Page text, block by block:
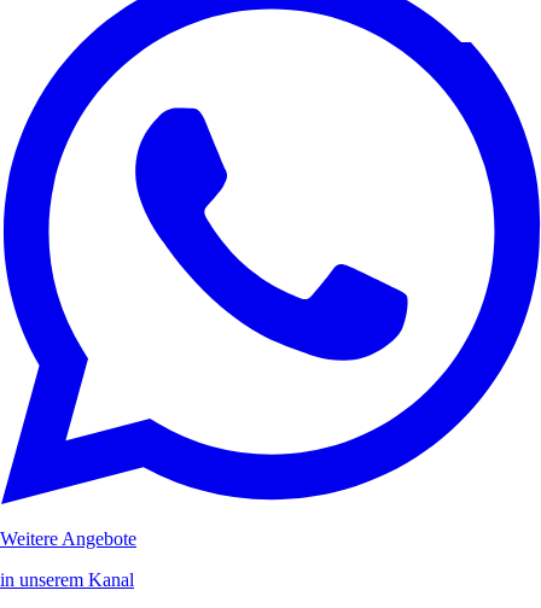
Weitere Angebote
in unserem Kanal